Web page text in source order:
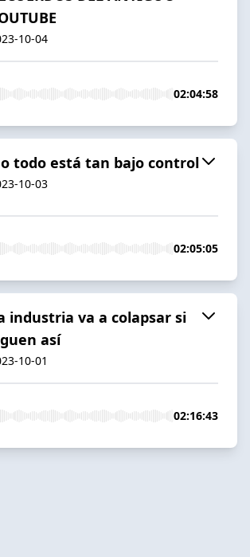
10-04
02:04:58
todo está tan bajo control
10-03
02:05:05
industria va a colapsar si
así
10-01
02:16:43